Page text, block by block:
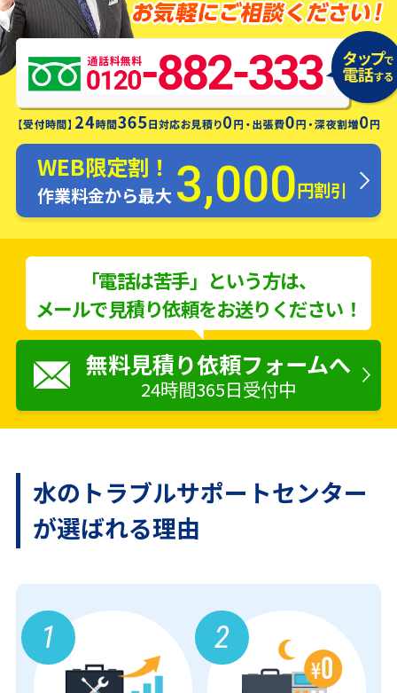
水漏れ・つまり・修理お電話一本ですぐ
にお伺いします！
WEB限定割！
作業料金から最大 3,000円割引
「電話は苦手」という方は、
メールで見積り依頼をお送りください！
無料見積り依頼フォームへ
24時間365日受付中
水のトラブルサポートセンター
が選ばれる理由
1 2